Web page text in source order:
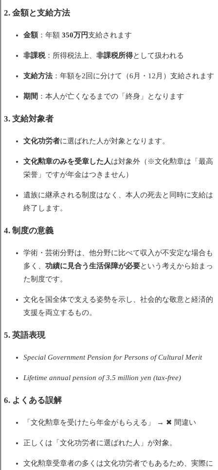
2. 金額と支給方法
金額 ：年額 350万円支給されます
非課税：所得税法上、 非課税所得として扱われる
支給方法：年額を2回に分けて（6月・12月）支給されます
期間 ：本人が亡くなるまでの「終身」となります
3. 支給対象者
文化功労者に選ばれた人が対象となります。
文化勲章のみを受章した人は対象外（※文化勲章は「最高
栄誉」ですが年金はつきません）
遺族に継承される制度はなく、本人の死去と同時に支給は
終了します。
4. 制度の意義
学術・芸術分野は、他分野に比べて収入が不安定な場合も
多く、 功績に見合う生活保障が必要という考えから始まっ
た制度です。
文化を国全体で支える姿勢を示し、社会的な敬意と経済的
支援を両立するもの。
5. 英語表現
Special Government Pension for Persons of Cultural Merit
Lifetime annual pension of 3.5 million yen (tax-free)
6. よくある誤解
「文化勲章を受けたら年金がもらえる」 → ✖ 間違い
正しくは「文化功労者に選ばれた人」が対象。
文化勲章受章者の多くは文化功労者でもあるため、実際に